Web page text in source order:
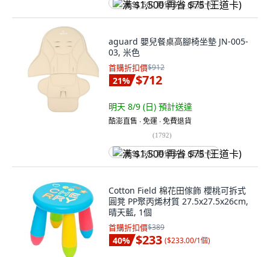
满 $1,500 再省 $75 (王道卡)
aguard 嬰兒餐桌高腳椅坐墊 JN-005-
03, 米色
首購折扣價$912
21% $712
明天 8/9 (日) 預計送達
酷澎直售 ∙ 免運 ∙ 免費退貨
(1792)
满 $1,500 再省 $75 (王道卡)
Cotton Field 棉花田傢飾 櫻桃可拆式
圓凳 PP聚丙烯材質 27.5x27.5x26cm,
晴天藍, 1個
首購折扣價$389
40% $233 ($233.00/1個)